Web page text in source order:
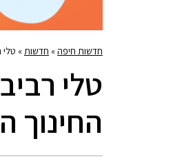
חדשות חיפה» חדשות »
טלי
החינוך